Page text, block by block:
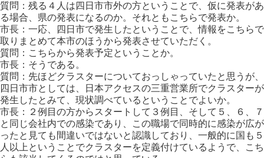
質問：残る４人は四日市市外の方ということで、仮に発表があ
る場合、県の発表になるのか。それともこちらで発表か。
市長：一応、四日市で発生したということで、情報をこちらで
取りまとめて本市のほうから発表させていただく。
質問：こちらから発表予定ということか。
市長：そうである。
質問：先ほどクラスターについておっしゃっていたと思うが、
四日市市としては、日本アクセスの三重営業所でクラスターが
発生したとみて、現状調べているということでよいか。
市長：２例目の方からスタートして３例目、そして５、６、７
と同じ会社内での感染であり、この職場で同時的に感染が広が
ったと見ても間違いではないと認識しており、一般的に国も５
人以上ということでクラスターを定義付けているようで、こち